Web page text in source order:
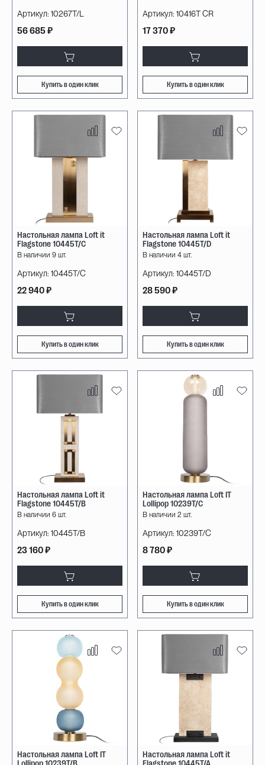
Артикул: 10267T/L
56 685 ₽
Купить в один клик
Артикул: 10416T CR
17 370 ₽
Купить в один клик
Настольная лампа Loft it
Flagstone 10445T/C
В наличии 9 шт.
Артикул: 10445T/C
22 940 ₽
Купить в один клик
Настольная лампа Loft it
Flagstone 10445T/D
В наличии 4 шт.
Артикул: 10445T/D
28 590 ₽
Купить в один клик
Настольная лампа Loft it
Flagstone 10445T/B
В наличии 6 шт.
Артикул: 10445T/B
23 160 ₽
Купить в один клик
Настольная лампа Loft IT
Lollipop 10239T/C
В наличии 2 шт.
Артикул: 10239T/C
8 780 ₽
Купить в один клик
Настольная лампа Loft IT
Настольная лампа Loft it